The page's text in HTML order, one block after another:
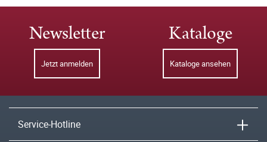
Newsletter
Jetzt anmelden
Kataloge
Kataloge ansehen
Service-Hotline